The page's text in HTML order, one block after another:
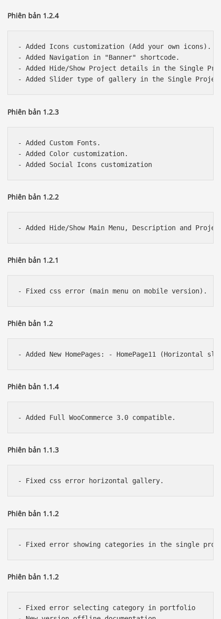
Phiên bản 1.2.4
- Added Icons customization (Add your own icons).
- Added Navigation in "Banner" shortcode.
- Added Hide/Show Project details in the Single
Phiên bản 1.2.3
- Added Custom Fonts.
- Added Color customization.
Phiên bản 1.2.2
Phiên bản 1.2.1
Phiên bản 1.2
Phiên bản 1.1.4
Phiên bản 1.1.3
Phiên bản 1.1.2
Phiên bản 1.1.2
- Fixed error selecting category in portfolio